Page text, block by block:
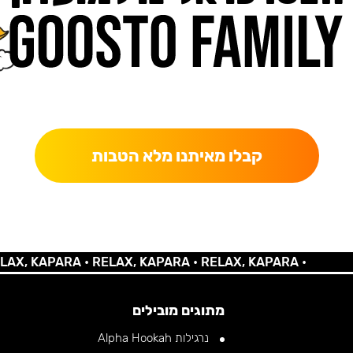
קבלו מאיתנו מלא הטבות
•RELAX, KAPARA •RELAX, KAPARA •
מתוגים מובילים
נרגילות Alpha Hookah